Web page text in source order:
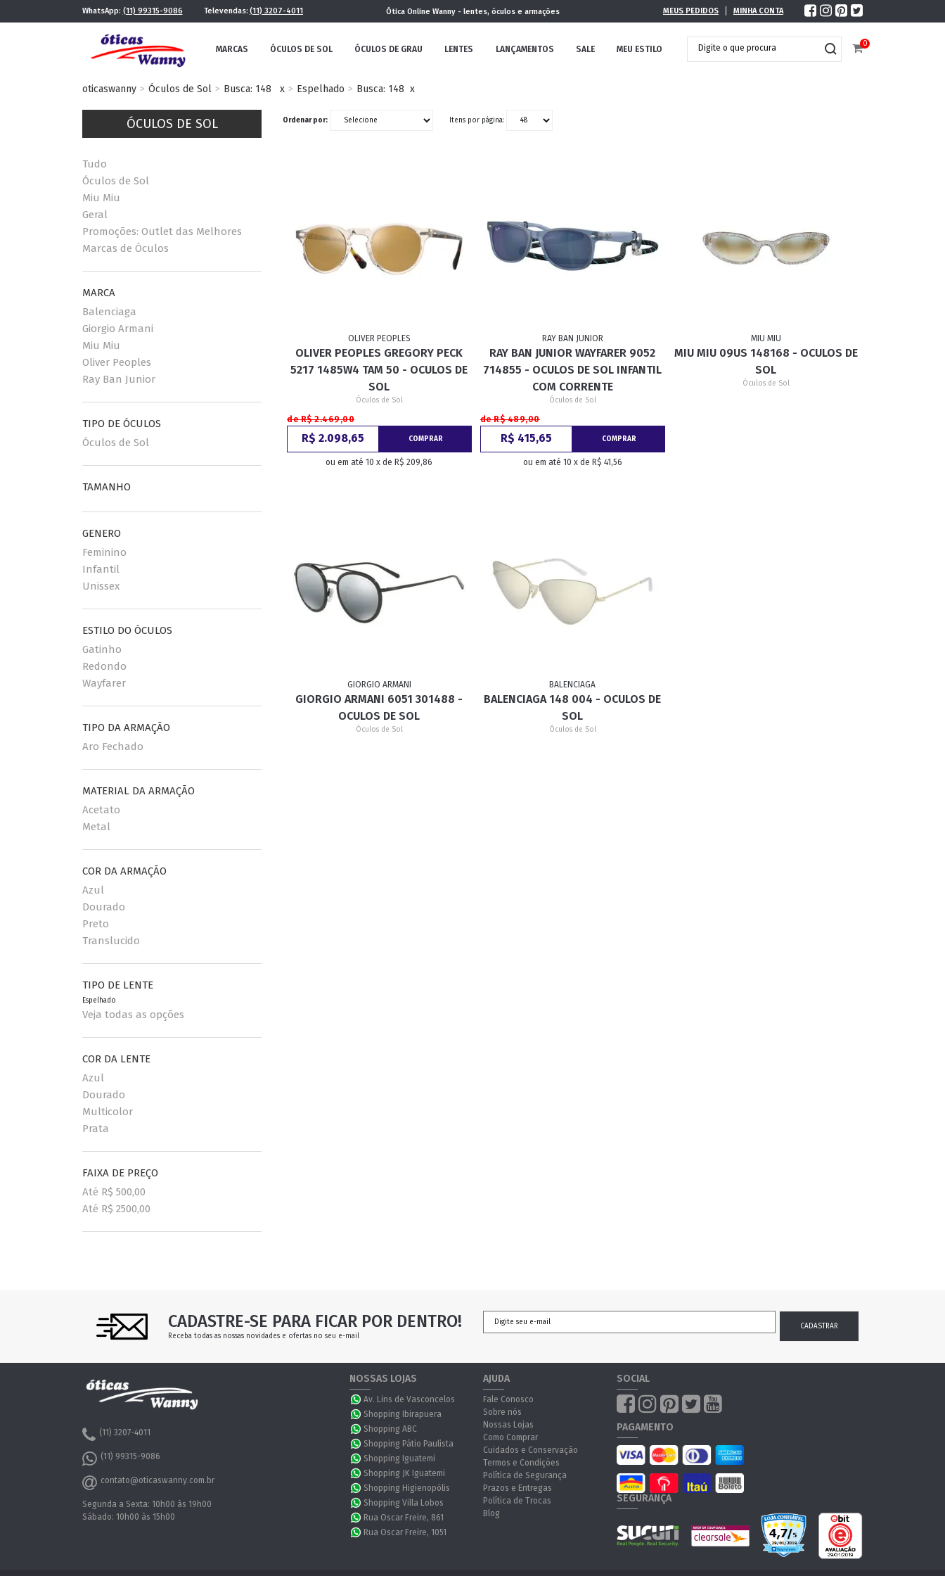
WhatsApp: (11) 99315-9086 Televendas: (11) 3207-4011 Ótica Online Wanny - lentes, óculos e armações MEUS PEDIDOS MINHA CONTA
MARCAS ÓCULOS DE SOL ÓCULOS DE GRAU LENTES LANÇAMENTOS SALE MEU ESTILO
0
COLEÇÃO
POR ESTILO
QUADRADO
RETRÔ MÁSCARA BORBOLETA CAÇADOR GATINHO
GRIFES
oticaswanny Óculos de Sol Busca: 148 x Espelhado Busca: 148 x
ÓCULOS DE SOL
Tudo
Óculos de Sol
Miu Miu
Geral
Promoções: Outlet das Melhores
Marcas de Óculos
MARCA
Balenciaga
Giorgio Armani
Miu Miu
Oliver Peoples
Ray Ban Junior
TIPO DE ÓCULOS
Óculos de Sol
TAMANHO
GENERO
Feminino
Infantil
Unissex
ESTILO DO ÓCULOS
Gatinho
Redondo
Wayfarer
TIPO DA ARMAÇÃO
Aro Fechado
MATERIAL DA ARMAÇÃO
Acetato
Metal
COR DA ARMAÇÃO
Azul
Dourado
Preto
Translucido
TIPO DE LENTE
Espelhado
Veja todas as opções
COR DA LENTE
Azul
Dourado
Multicolor
Prata
FAIXA DE PREÇO
Até R$ 500,00
Até R$ 2500,00
Ordenar por: Itens por página:
OLIVER PEOPLES
OLIVER PEOPLES GREGORY PECK
5217 1485W4 TAM 50 - OCULOS DE
SOL
Óculos de Sol
de R$ 2.469,00
R$ 2.098,65 COMPRAR
ou em até 10 x de R$ 209,86
RAY BAN JUNIOR
RAY BAN JUNIOR WAYFARER 9052
714855 - OCULOS DE SOL INFANTIL
COM CORRENTE
Óculos de Sol
de R$ 489,00
R$ 415,65 COMPRAR
ou em até 10 x de R$ 41,56
MIU MIU
MIU MIU 09US 148168 - OCULOS DE
SOL
Óculos de Sol
GIORGIO ARMANI
GIORGIO ARMANI 6051 301488 -
OCULOS DE SOL
Óculos de Sol
BALENCIAGA
BALENCIAGA 148 004 - OCULOS DE
SOL
Óculos de Sol
CADASTRE-SE PARA FICAR POR DENTRO!
Receba todas as nossas novidades e ofertas no seu e-mail
(11) 3207-4011
(11) 99315-9086
contato@oticaswanny.com.br
Segunda a Sexta: 10h00 às 19h00
Sábado: 10h00 às 15h00
NOSSAS LOJAS
Av. Lins de Vasconcelos
Shopping Ibirapuera
Shopping ABC
Shopping Pátio Paulista
Shopping Iguatemi
Shopping JK Iguatemi
Shopping Higienopólis
Shopping Villa Lobos
Rua Oscar Freire, 861
Rua Oscar Freire, 1051
AJUDA
Fale Conosco
Sobre nós
Nossas Lojas
Como Comprar
Cuidados e Conservação
Termos e Condições
Política de Segurança
Prazos e Entregas
Política de Trocas
Blog
SOCIAL
PAGAMENTO
SEGURANÇA